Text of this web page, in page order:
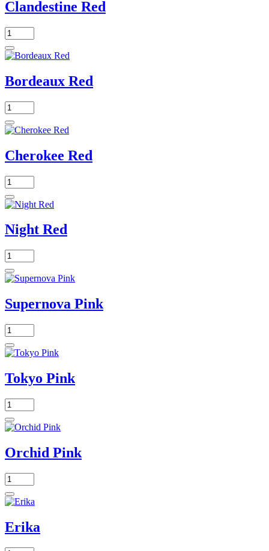
Clandestine Red
Bordeaux Red
Cherokee Red
Night Red
Supernova Pink
Tokyo Pink
Orchid Pink
Erika